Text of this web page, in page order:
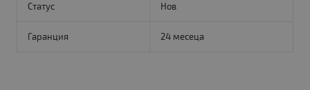
Статус Нов
Гаранция 24 месеца